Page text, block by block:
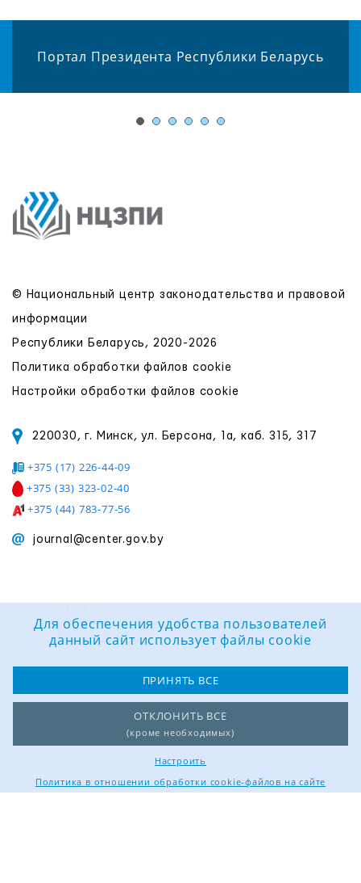
Портал Президента Республики Беларусь
© Национальный центр законодательства и правовой
информации
Республики Беларусь, 2020-2026
Политика обработки файлов cookie
Настройки обработки файлов cookie
220030, г. Минск, ул. Берсона, 1а, каб. 315, 317
+375 (17) 226-44-09
+375 (33) 323-02-40
+375 (44) 783-77-56
journal@center.gov.by
поддержка сайта:
Группа компаний
«ЦВР «ОКТЯБРЬСКИЙ»
Для обеспечения удобства пользователей
данный сайт использует файлы cookie
ПРИНЯТЬ ВСЕ
ОТКЛОНИТЬ ВСЕ
(кроме необходимых)
Настроить
Политика в отношении обработки cookie-файлов на сайте